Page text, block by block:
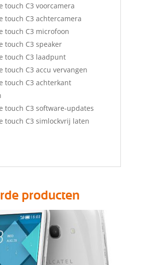
touch C3 voorcamera
touch C3 achtercamera
touch C3 microfoon
touch C3 speaker
touch C3 laadpunt
touch C3 accu vervangen
touch C3 achterkant
touch C3 software-updates
touch C3 simlockvrij laten
producten